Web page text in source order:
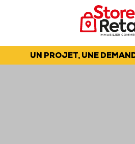
UN PROJET, UNE